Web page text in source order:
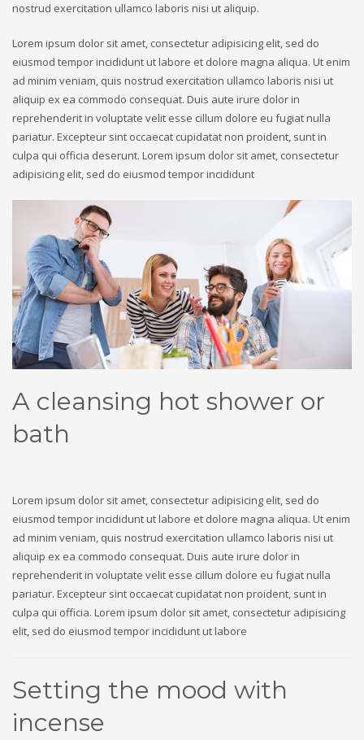
nostrud exercitation ullamco laboris nisi ut aliquip.
Lorem ipsum dolor sit amet, consectetur adipisicing elit, sed do
eiusmod tempor incididunt ut labore et dolore magna aliqua. Ut enim
ad minim veniam, quis nostrud exercitation ullamco laboris nisi ut
aliquip ex ea commodo consequat. Duis aute irure dolor in
reprehenderit in voluptate velit esse cillum dolore eu fugiat nulla
pariatur. Excepteur sint occaecat cupidatat non proident, sunt in
culpa qui officia deserunt. Lorem ipsum dolor sit amet, consectetur
adipisicing elit, sed do eiusmod tempor incididunt
A cleansing hot shower or
bath
Lorem ipsum dolor sit amet, consectetur adipisicing elit, sed do
eiusmod tempor incididunt ut labore et dolore magna aliqua. Ut enim
ad minim veniam, quis nostrud exercitation ullamco laboris nisi ut
aliquip ex ea commodo consequat. Duis aute irure dolor in
reprehenderit in voluptate velit esse cillum dolore eu fugiat nulla
pariatur. Excepteur sint occaecat cupidatat non proident, sunt in
culpa qui officia. Lorem ipsum dolor sit amet, consectetur adipisicing
elit, sed do eiusmod tempor incididunt ut labore
Setting the mood with
incense